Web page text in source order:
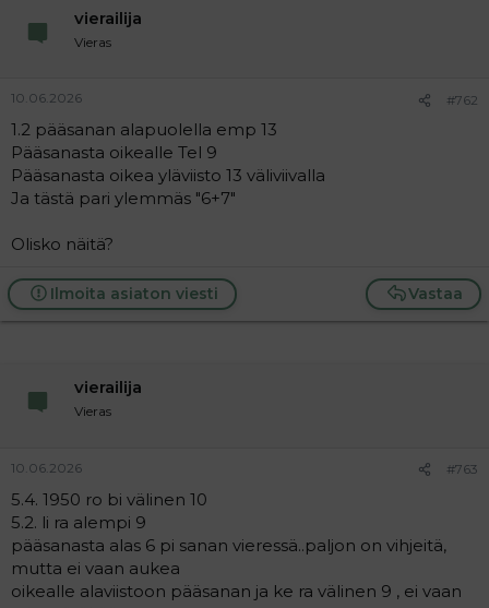
vierailija
Vieras
10.06.2026 #762
1.2 pääsanan alapuolella emp 13
Pääsanasta oikealle Tel 9
Pääsanasta oikea yläviisto 13 väliviivalla
Ja tästä pari ylemmäs "6+7"
Olisko näitä?
Vastaa
Ilmoita asiaton viesti
vierailija
Vieras
10.06.2026 #763
5.4. 1950 ro bi välinen 10
5.2. li ra alempi 9
pääsanasta alas 6 pi sanan vieressä..paljon on vihjeitä,
mutta ei vaan aukea
oikealle alaviistoon pääsanan ja ke ra välinen 9 , ei vaan